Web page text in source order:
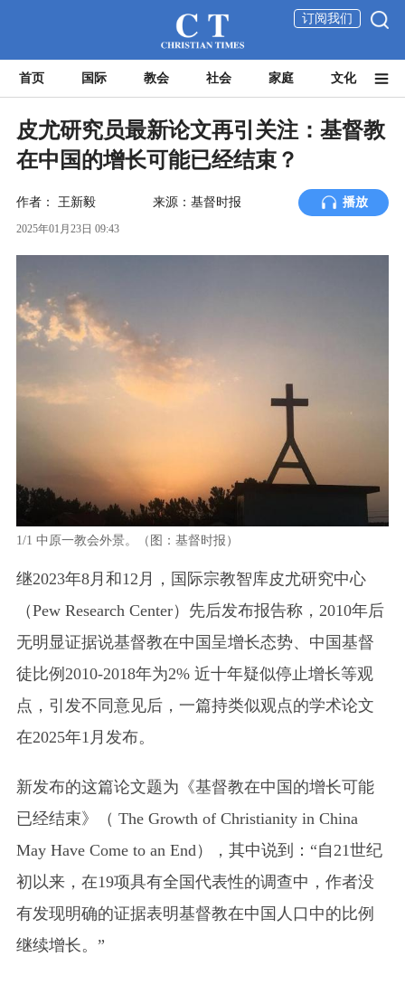
订阅我们
首页 国际 教会 社会 家庭 文化
皮尤研究员最新论文再引关注：基督教
在中国的增长可能已经结束？
作者： 王新毅 来源：基督时报 播放
2025年01月23日 09:43
1/1 中原一教会外景。（图：基督时报）
继2023年8月和12月，国际宗教智库皮尤研究中心
（Pew Research Center）先后发布报告称，2010年后
无明显证据说基督教在中国呈增长态势、中国基督
徒比例2010-2018年为2% 近十年疑似停止增长等观
点，引发不同意见后，一篇持类似观点的学术论文
在2025年1月发布。
新发布的这篇论文题为《基督教在中国的增长可能
已经结束》（ The Growth of Christianity in China
May Have Come to an End），其中说到：“自21世纪
初以来，在19项具有全国代表性的调查中，作者没
有发现明确的证据表明基督教在中国人口中的比例
继续增长。”